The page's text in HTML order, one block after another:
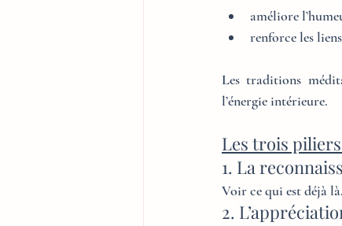
améliore
renforce les
Les traditions
l’énergie intérieure.
Les trois
1. La
Voir ce qui est déjà
2.